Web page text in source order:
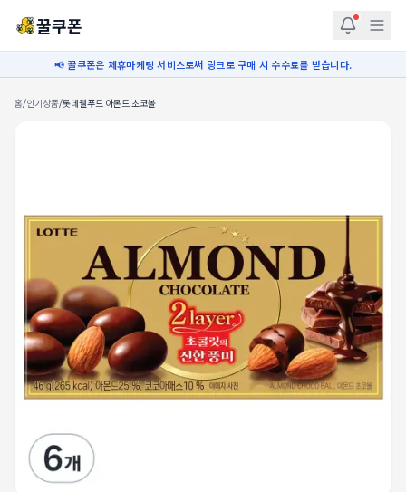
꿀쿠폰
📢 꿀쿠폰은 제휴마케팅 서비스로써 링크로 구매 시 수수료를 받습니다.
홈/인기상품/롯데웰푸드 아몬드 초코볼